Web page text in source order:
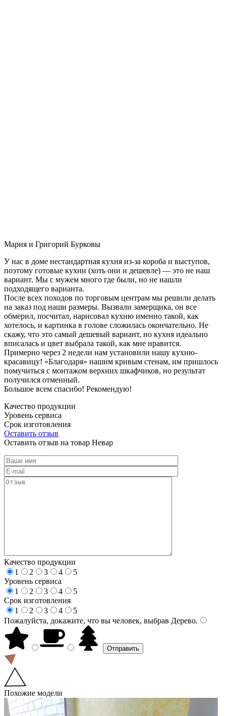
Мария и Григорий Бурковы
У нас в доме нестандартная кухня из-за короба и выступов,
поэтому готовые кухни (хоть они и дешевле) — это не наш
вариант. Мы с мужем много где были, но не нашли
подходящего варианта.
После всех походов по торговым центрам мы решили делать
на заказ под наши размеры. Вызвали замерщика, он все
обмерил, посчитал, нарисовал кухню именно такой, как
хотелось, и картинка в голове сложилась окончательно. Не
скажу, что это самый дешевый вариант, но кухня идеально
вписалась и цвет выбрала такой, как мне нравится.
Примерно через 2 недели нам установили нашу кухню-
красавицу! «Благодаря» нашим кривым стенам, им пришлось
помучиться с монтажом верхних шкафчиков, но результат
получился отменный.
Большое всем спасибо! Рекомендую!
Качество продукции
Уровень сервиса
Срок изготовления
Оставить отзыв
Оставить отзыв на товар Невар
Качество продукции
1
2 3 4
5
Уровень сервиса
1
2 3 4
5
Срок изготовления
1
2 3 4
5
Пожалуйста, докажите, что вы человек, выбрав Дерево.
Похожие модели